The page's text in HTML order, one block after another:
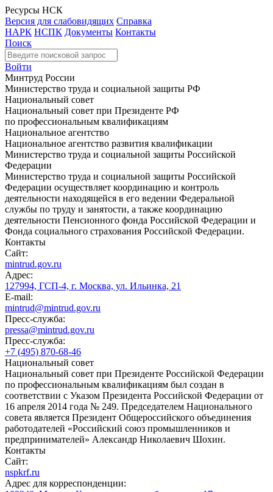
Ресурсы НСК
Версия для слабовидящих Справка
НАРК НСПК Документы Контакты
Поиск
Войти
Минтруд России
Министерство труда и социальной защиты РФ
Национальный совет
Национальный совет при Президенте РФ
по профессиональным квалификациям
Национальное агентство
Национальное агентство развития квалификации
Министерство труда и социальной защиты Российской
Федерации
Министерство труда и социальной защиты Российской
Федерации осуществляет координацию и контроль
деятельности находящейся в его ведении Федеральной
службы по труду и занятости, а также координацию
деятельности Пенсионного фонда Российской Федерации и
Фонда социального страхования Российской Федерации.
Контакты
Сайт:
mintrud.gov.ru
Адрес:
127994, ГСП-4, г. Москва, ул. Ильинка, 21
E-mail:
mintrud@mintrud.gov.ru
Пресс-служба:
pressa@mintrud.gov.ru
Пресс-служба:
+7 (495) 870-68-46
Национальный совет
Национальный совет при Президенте Российской Федерации
по профессиональным квалификациям был создан в
соответствии с Указом Президента Российской Федерации от
16 апреля 2014 года № 249. Председателем Национального
совета является Президент Общероссийского объединения
работодателей «Российский союз промышленников и
предпринимателей» Александр Николаевич Шохин.
Контакты
Сайт:
nspkrf.ru
Адрес для корреспонденции: